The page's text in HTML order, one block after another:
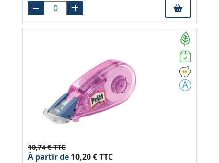
10,74 € TTC
À partir de 10,20 € TTC